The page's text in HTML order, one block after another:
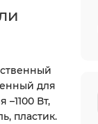
для
Вт,
пластик.